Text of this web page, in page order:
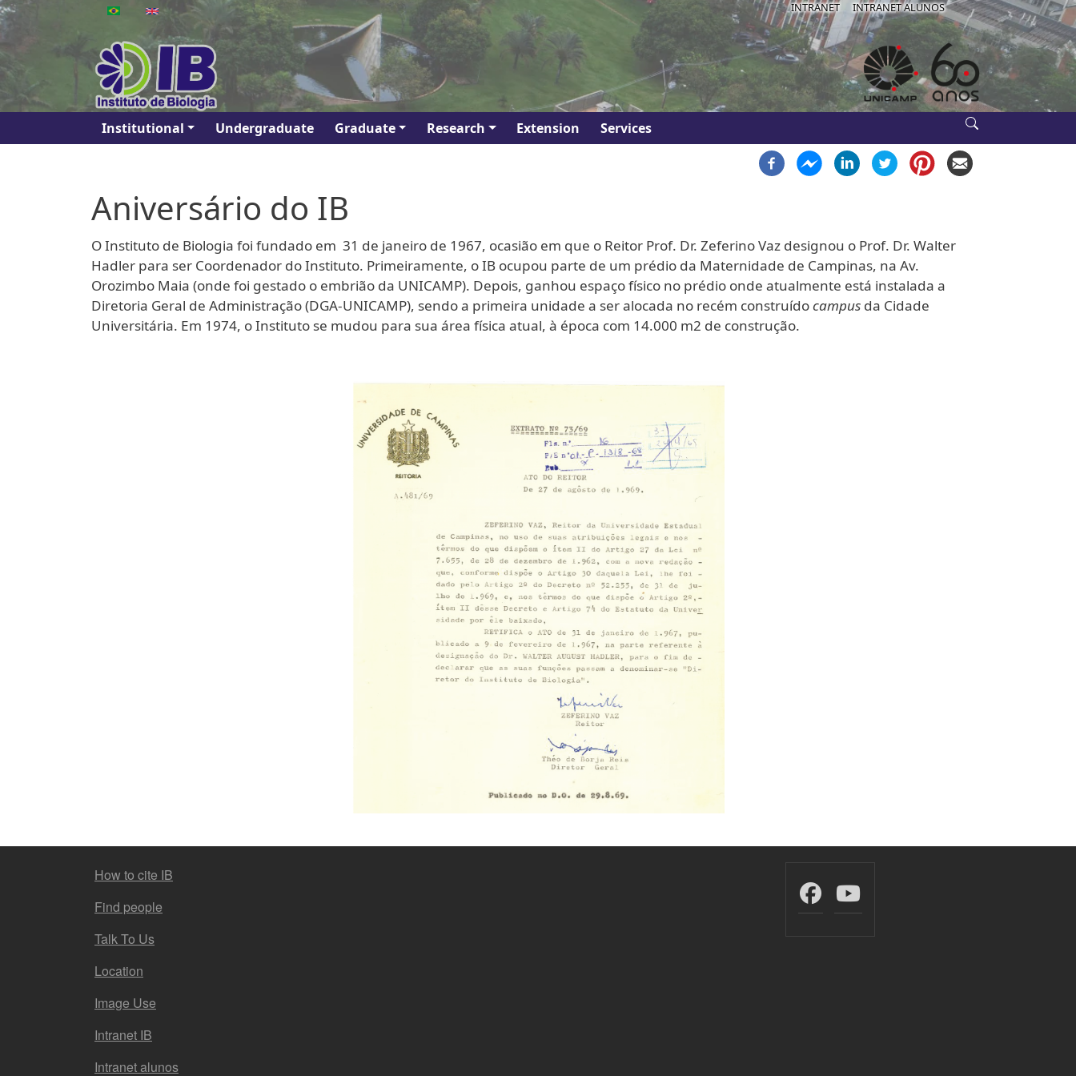
Skip to main content IB-
INTRANET INTRANET ALUNOS
Main navigation
Institutional Undergraduate Graduate Research Extension Services
Aniversário do IB
O Instituto de Biologia foi fundado em 31 de janeiro de 1967, ocasião em que o Reitor Prof. Dr. Zeferino Vaz designou o Prof. Dr. Walter
Hadler para ser Coordenador do Instituto. Primeiramente, o IB ocupou parte de um prédio da Maternidade de Campinas, na Av.
Orozimbo Maia (onde foi gestado o embrião da UNICAMP). Depois, ganhou espaço físico no prédio onde atualmente está instalada a
Diretoria Geral de Administração (DGA-UNICAMP), sendo a primeira unidade a ser alocada no recém construídocampus da Cidade
Universitária. Em 1974, o Instituto se mudou para sua área física atual, à época com 14.000 m2 de construção.
FOOTER MENU
How to cite IB
Find people
Talk To Us
Location
Image Use
Intranet IB
Intranet alunos